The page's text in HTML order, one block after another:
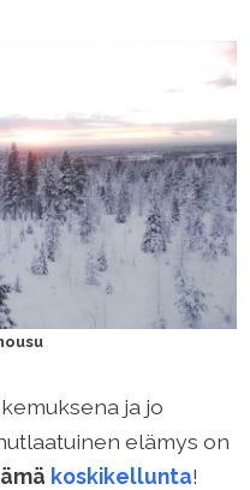
ja jo
elämys on
koskikellunta!